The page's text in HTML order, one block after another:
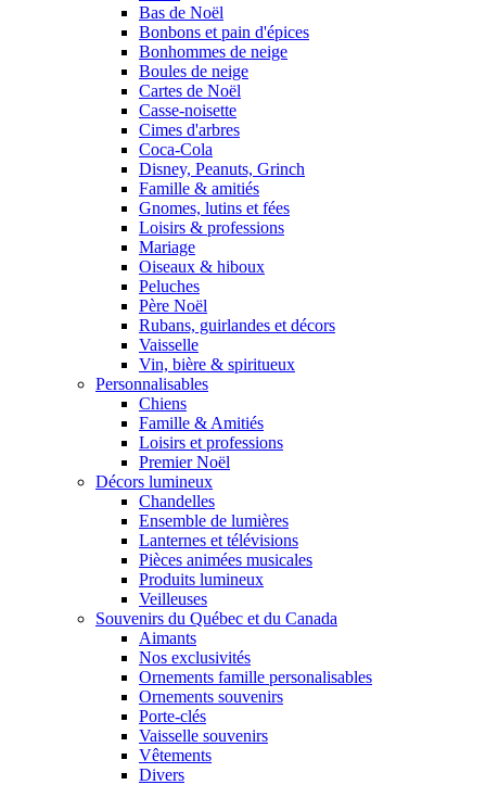
Bas de Noël
Bonbons et pain d'épices
Bonhommes de neige
Boules de neige
Cartes de Noël
Casse-noisette
Cimes d'arbres
Coca-Cola
Disney, Peanuts, Grinch
Famille & amitiés
Gnomes, lutins et fées
Loisirs & professions
Mariage
Oiseaux & hiboux
Peluches
Père Noël
Rubans, guirlandes et décors
Vaisselle
Vin, bière & spiritueux
Personnalisables
Chiens
Famille & Amitiés
Loisirs et professions
Premier Noël
Décors lumineux
Chandelles
Ensemble de lumières
Lanternes et télévisions
Pièces animées musicales
Produits lumineux
Veilleuses
Souvenirs du Québec et du Canada
Aimants
Nos exclusivités
Ornements famille personalisables
Ornements souvenirs
Porte-clés
Vaisselle souvenirs
Vêtements
Divers